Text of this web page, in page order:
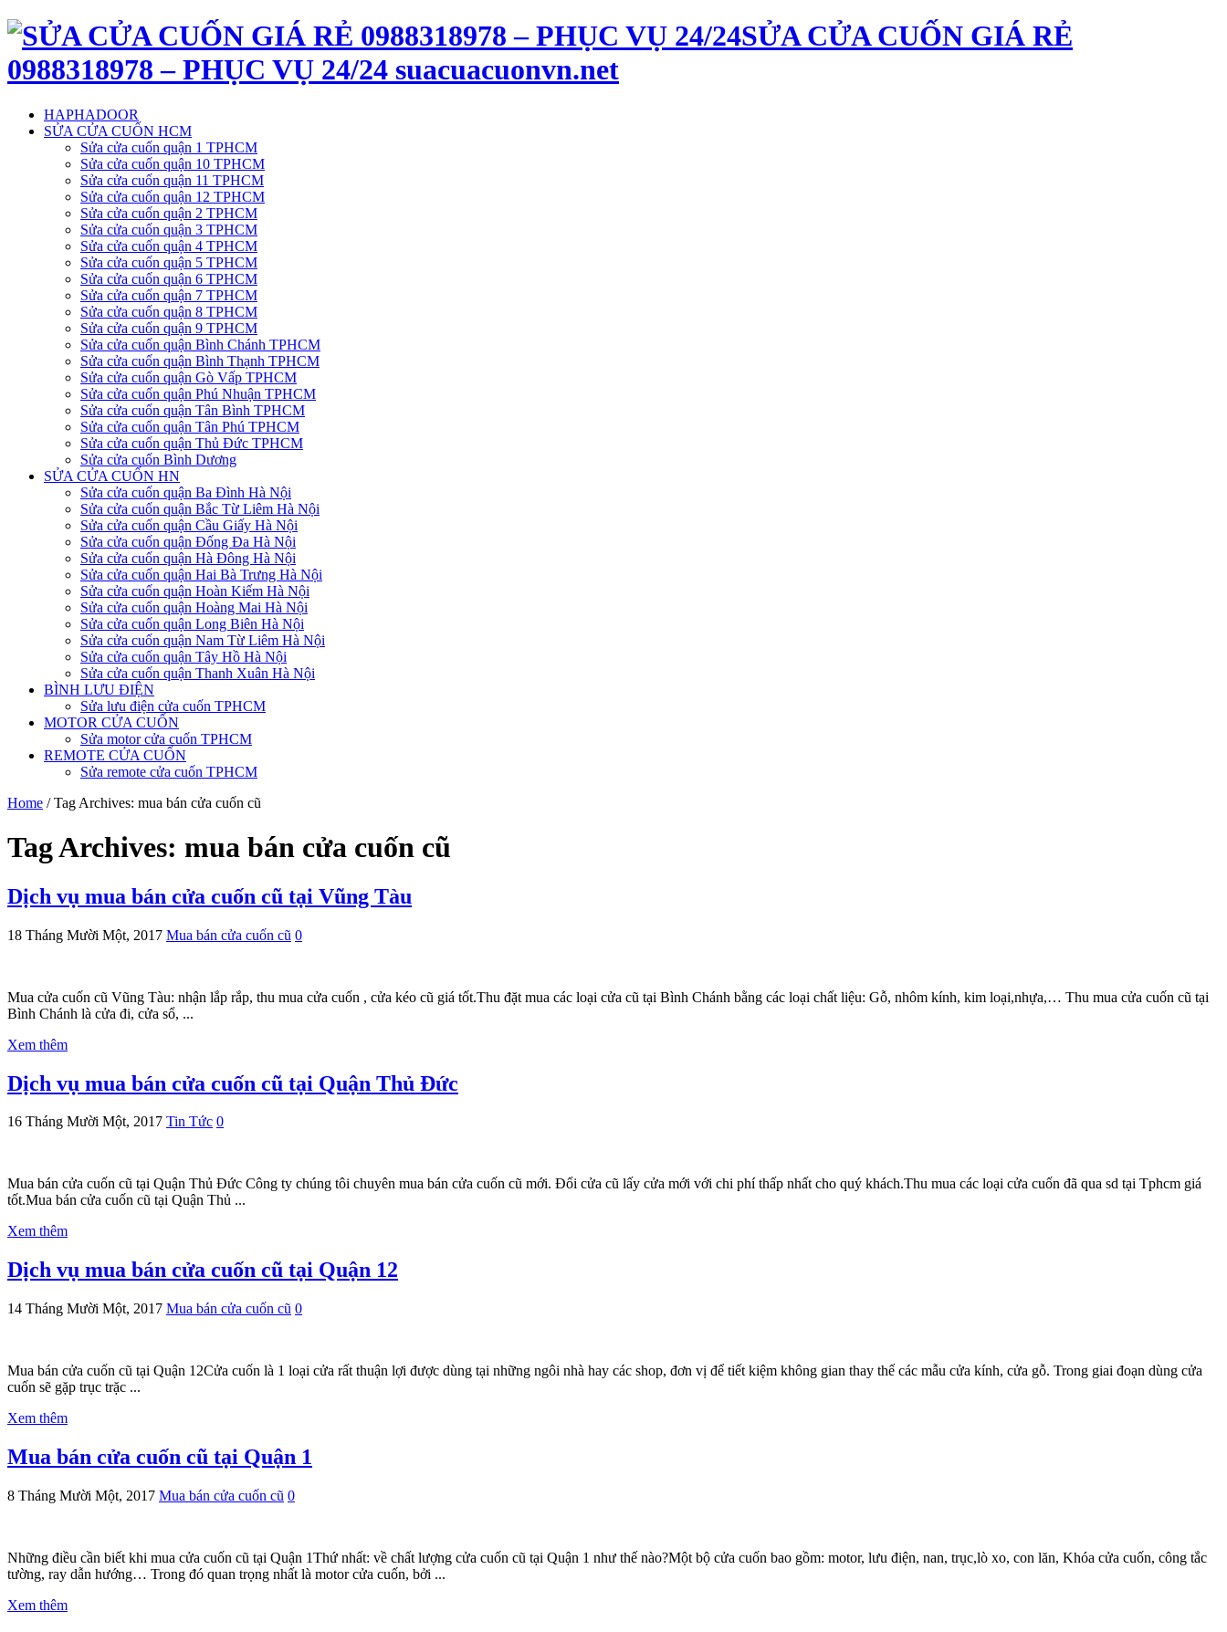
SỬA CỬA CUỐN GIÁ RẺ
0988318978 – PHỤC VỤ 24/24 suacuacuonvn.net
HAPHADOOR
SỬA CỬA CUỐN HCM
Sửa cửa cuốn quận 1 TPHCM
Sửa cửa cuốn quận 10 TPHCM
Sửa cửa cuốn quận 11 TPHCM
Sửa cửa cuốn quận 12 TPHCM
Sửa cửa cuốn quận 2 TPHCM
Sửa cửa cuốn quận 3 TPHCM
Sửa cửa cuốn quận 4 TPHCM
Sửa cửa cuốn quận 5 TPHCM
Sửa cửa cuốn quận 6 TPHCM
Sửa cửa cuốn quận 7 TPHCM
Sửa cửa cuốn quận 8 TPHCM
Sửa cửa cuốn quận 9 TPHCM
Sửa cửa cuốn quận Bình Chánh TPHCM
Sửa cửa cuốn quận Bình Thạnh TPHCM
Sửa cửa cuốn quận Gò Vấp TPHCM
Sửa cửa cuốn quận Phú Nhuận TPHCM
Sửa cửa cuốn quận Tân Bình TPHCM
Sửa cửa cuốn quận Tân Phú TPHCM
Sửa cửa cuốn quận Thủ Đức TPHCM
Sửa cửa cuốn Bình Dương
SỬA CỬA CUỐN HN
Sửa cửa cuốn quận Ba Đình Hà Nội
Sửa cửa cuốn quận Bắc Từ Liêm Hà Nội
Sửa cửa cuốn quận Cầu Giấy Hà Nội
Sửa cửa cuốn quận Đống Đa Hà Nội
Sửa cửa cuốn quận Hà Đông Hà Nội
Sửa cửa cuốn quận Hai Bà Trưng Hà Nội
Sửa cửa cuốn quận Hoàn Kiếm Hà Nội
Sửa cửa cuốn quận Hoàng Mai Hà Nội
Sửa cửa cuốn quận Long Biên Hà Nội
Sửa cửa cuốn quận Nam Từ Liêm Hà Nội
Sửa cửa cuốn quận Tây Hồ Hà Nội
Sửa cửa cuốn quận Thanh Xuân Hà Nội
BÌNH LƯU ĐIỆN
Sửa lưu điện cửa cuốn TPHCM
MOTOR CỬA CUỐN
Sửa motor cửa cuốn TPHCM
REMOTE CỬA CUỐN
Sửa remote cửa cuốn TPHCM
Home / Tag Archives: mua bán cửa cuốn cũ
Tag Archives: mua bán cửa cuốn cũ
Dịch vụ mua bán cửa cuốn cũ tại Vũng Tàu
18 Tháng Mười Một, 2017 Mua bán cửa cuốn cũ 0
Mua cửa cuốn cũ Vũng Tàu: nhận lắp rắp, thu mua cửa cuốn , cửa kéo cũ giá tốt.Thu đặt mua các loại cửa cũ tại Bình Chánh bằng các loại chất liệu: Gỗ, nhôm kính, kim loại,nhựa,… Thu mua cửa cuốn cũ tại
Bình Chánh là cửa đi, cửa sổ, ...
Xem thêm
Dịch vụ mua bán cửa cuốn cũ tại Quận Thủ Đức
16 Tháng Mười Một, 2017 Tin Tức 0
Mua bán cửa cuốn cũ tại Quận Thủ Đức Công ty chúng tôi chuyên mua bán cửa cuốn cũ mới. Đổi cửa cũ lấy cửa mới với chi phí thấp nhất cho quý khách.Thu mua các loại cửa cuốn đã qua sd tại Tphcm giá
tốt.Mua bán cửa cuốn cũ tại Quận Thủ ...
Xem thêm
Dịch vụ mua bán cửa cuốn cũ tại Quận 12
14 Tháng Mười Một, 2017 Mua bán cửa cuốn cũ 0
Mua bán cửa cuốn cũ tại Quận 12Cửa cuốn là 1 loại cửa rất thuận lợi được dùng tại những ngôi nhà hay các shop, đơn vị để tiết kiệm không gian thay thế các mẫu cửa kính, cửa gỗ. Trong giai đoạn dùng cửa
cuốn sẽ gặp trục trặc ...
Xem thêm
Mua bán cửa cuốn cũ tại Quận 1
8 Tháng Mười Một, 2017 Mua bán cửa cuốn cũ 0
Những điều cần biết khi mua cửa cuốn cũ tại Quận 1Thứ nhất: về chất lượng cửa cuốn cũ tại Quận 1 như thế nào?Một bộ cửa cuốn bao gồm: motor, lưu điện, nan, trục,lò xo, con lăn, Khóa cửa cuốn, công tắc
tường, ray dẫn hướng… Trong đó quan trọng nhất là motor cửa cuốn, bởi ...
Xem thêm